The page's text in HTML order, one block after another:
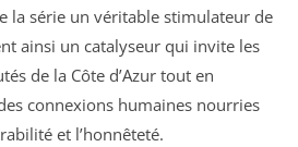
la série un véritable stimulateur de
ainsi un catalyseur qui invite les
de la Côte d’Azur tout en
connexions humaines nourries
et l’honnêteté.